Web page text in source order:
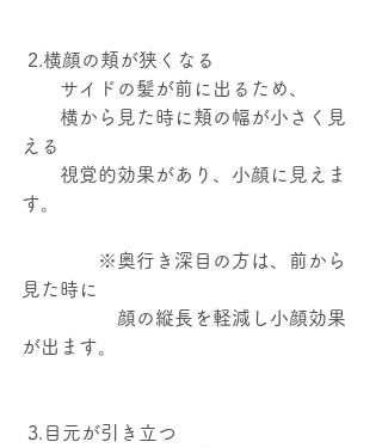
2.横顔の頬が狭くなる
サイドの髪が前に出るため、
横から見た時に頬の幅が小さく見
える
視覚的効果があり、小顔に見えま
す。
※奥行き深目の方は、前から
見た時に
顔の縦長を軽減し小顔効果
が出ます。
3.目元が引き立つ